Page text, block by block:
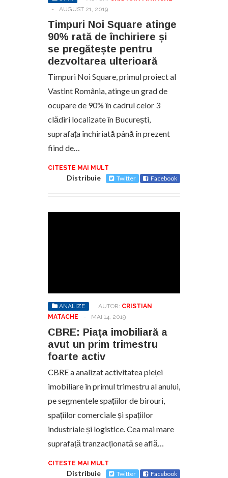
-
AUGUST 21, 2019
Timpuri Noi Square atinge
90% rată de închiriere și
se pregătește pentru
dezvoltarea ulterioară
Timpuri Noi Square, primul proiect al
Vastint România, atinge un grad de
ocupare de 90% în cadrul celor 3
clădiri localizate în București,
suprafața închiriată până în prezent
fiind de…
CITESTE MAI MULT
Distribuie Twitter Facebook
ANALIZE AUTOR: CRISTIAN
MATACHE
- MAI 14, 2019
CBRE: Piața imobiliară a
avut un prim trimestru
foarte activ
CBRE a analizat activitatea pieței
imobiliare în primul trimestru al anului,
pe segmentele spațiilor de birouri,
spațiilor comerciale și spațiilor
industriale și logistice. Cea mai mare
suprafață tranzacționată se află…
CITESTE MAI MULT
Distribuie Twitter Facebook